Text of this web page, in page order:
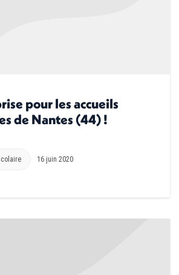
pour les accueils
de Nantes (44) !
16 juin 2020